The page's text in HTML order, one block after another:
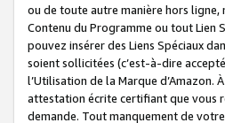
ou de toute autre manière hors ligne,
Contenu du Programme ou tout
pouvez insérer des Liens Spéciaux
soient sollicitées (c’est-à-dire
l’Utilisation de la Marque
attestation écrite certifiant que vous
demande. Tout manquement de